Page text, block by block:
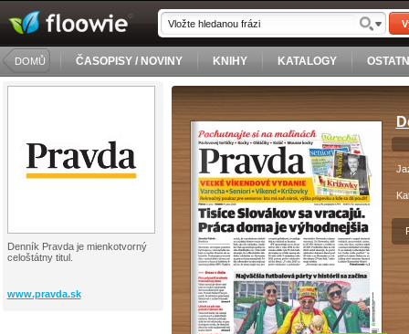
DOMŮ ČASOPISY / NOVINY KNIHY KATALOGY
Denník Pravda je mienkotvorný
celoštátny titul.
www.pravda.sk